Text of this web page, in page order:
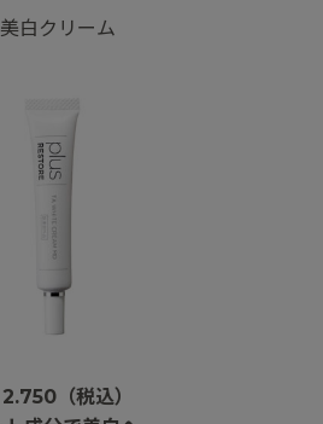
白クリーム
（税込）